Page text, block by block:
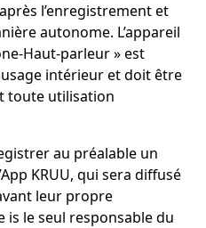
l’enregistrement et
autonome. L’appareil
Haut-parleur » est
intérieur et doit être
toute utilisation
au préalable un
KRUU, qui sera diffusé
leur propre
le seul responsable du